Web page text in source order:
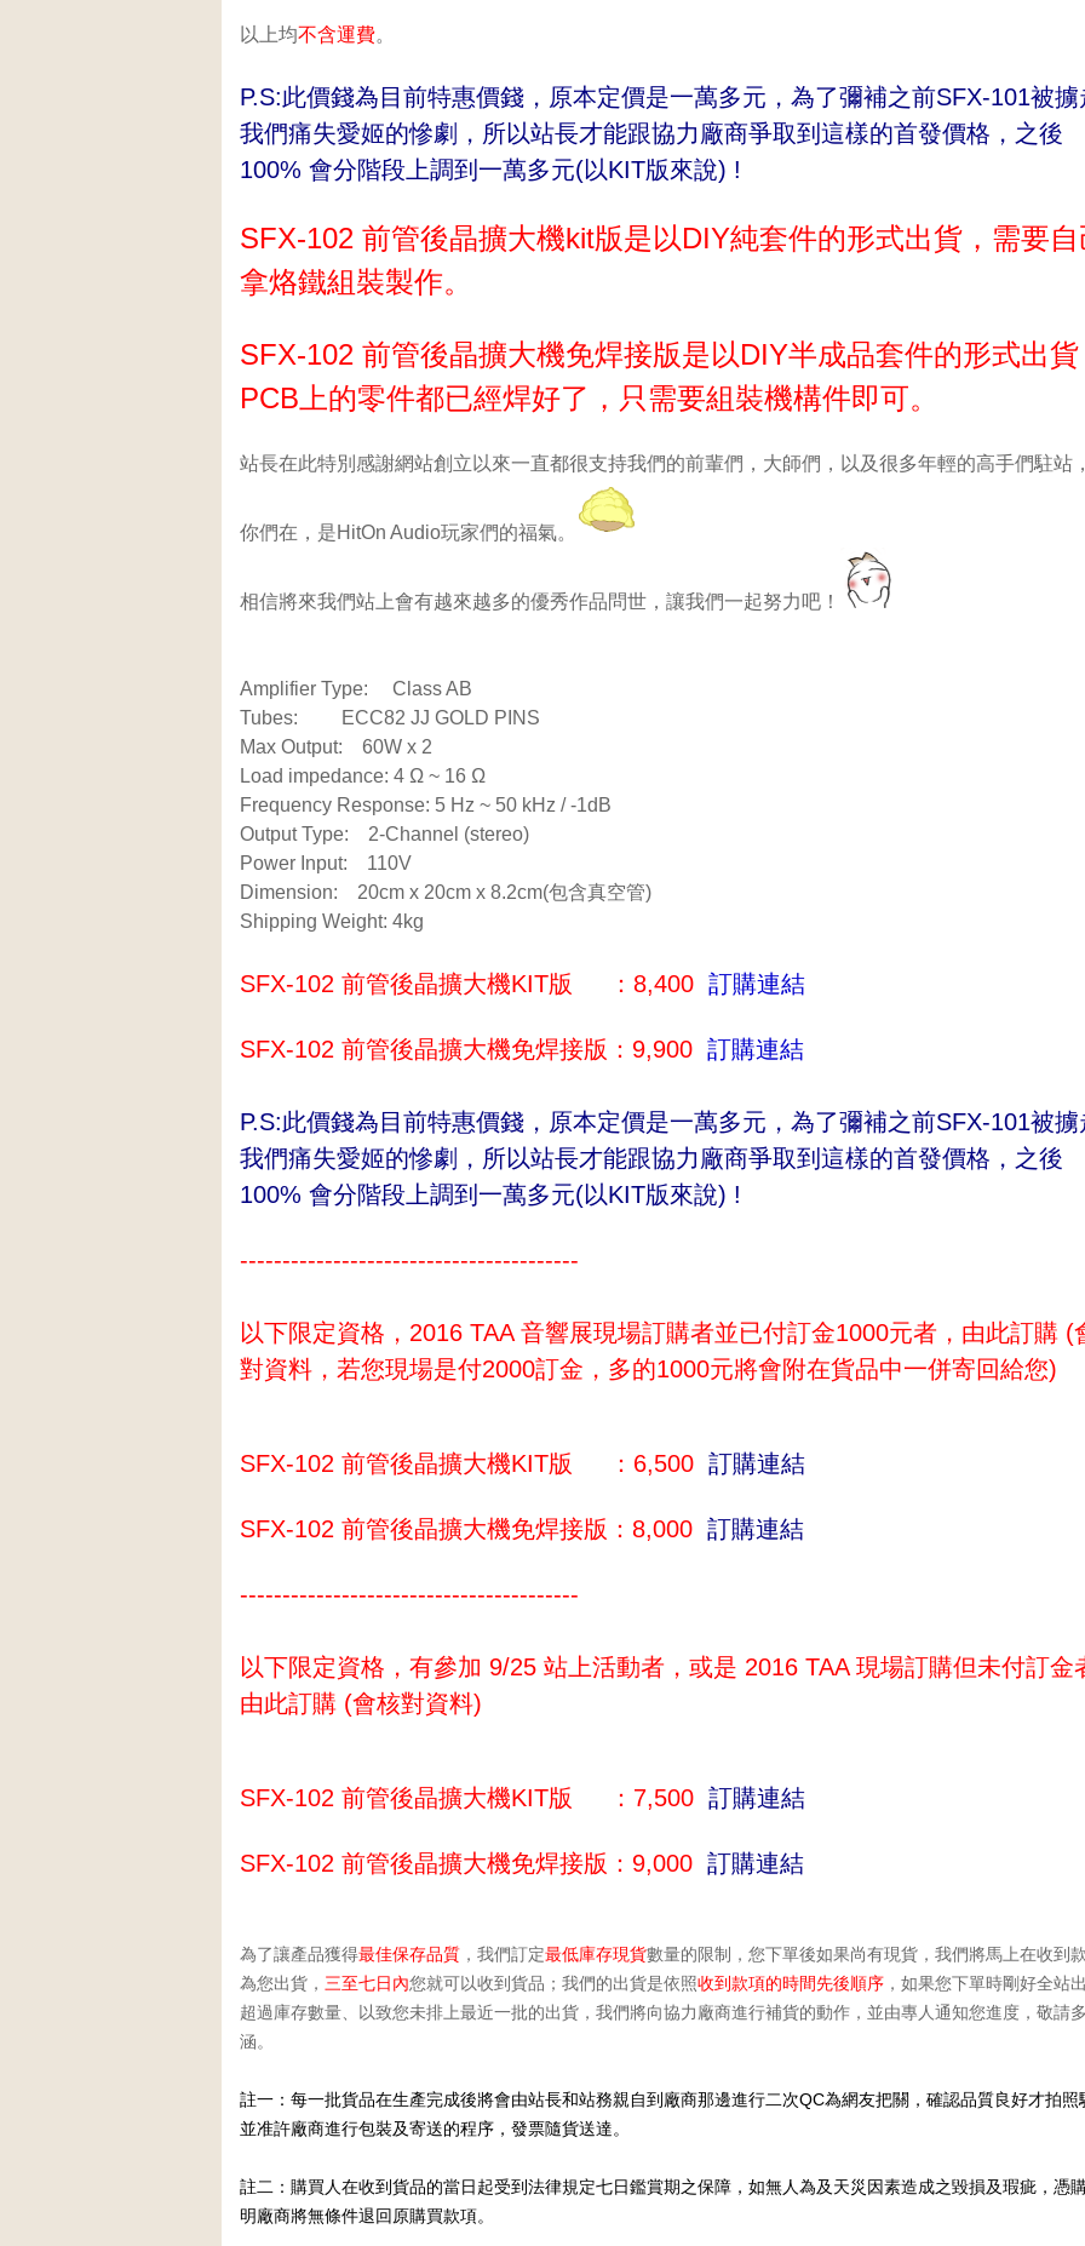
以上均不含運費。
P.S:此價錢為目前特惠價錢，原本定價是一萬多元，為了彌補之前SFX-101被擄
我們痛失愛姬的慘劇，所以站長才能跟協力廠商爭取到這樣的首發價格，之後
100% 會分階段上調到一萬多元(以KIT版來說) !
SFX-102 前管後晶擴大機kit版是以DIY純套件的形式出貨，需要
拿烙鐵組裝製作。
SFX-102 前管後晶擴大機免焊接版是以DIY半成品套件的形式出
PCB上的零件都已經焊好了，只需要組裝機構件即可。
站長在此特別感謝網站創立以來一直都很支持我們的前輩們，大師們，以及很多年輕的高手們駐站
你們在，是HitOn Audio玩家們的福氣。
相信將來我們站上會有越來越多的優秀作品問世，讓我們一起努力吧！
Amplifier Type: Class AB
Tubes: ECC82 JJ GOLD PINS
Max Output: 60W x 2
Load impedance: 4 Ω ~ 16 Ω
Frequency Response: 5 Hz ~ 50 kHz / -1dB
Output Type: 2-Channel (stereo)
Power Input: 110V
Dimension: 20cm x 20cm x 8.2cm(包含真空管)
Shipping Weight: 4kg
SFX-102 前管後晶擴大機KIT版 ：8,400 訂購連結
SFX-102 前管後晶擴大機免焊接版：9,900 訂購連結
P.S:此價錢為目前特惠價錢，原本定價是一萬多元，為了彌補之前SFX-101被擄
我們痛失愛姬的慘劇，所以站長才能跟協力廠商爭取到這樣的首發價格，之後
100% 會分階段上調到一萬多元(以KIT版來說) !
----------------------------------------
以下限定資格，2016 TAA 音響展現場訂購者並已付訂金1000元者，由此訂購 (
對資料，若您現場是付2000訂金，多的1000元將會附在貨品中一併寄回給您)
SFX-102 前管後晶擴大機KIT版 ：6,500 訂購連結
SFX-102 前管後晶擴大機免焊接版：8,000 訂購連結
----------------------------------------
以下限定資格，有參加 9/25 站上活動者，或是 2016 TAA 現場訂購但未付訂金
由此訂購 (會核對資料)
SFX-102 前管後晶擴大機KIT版 ：7,500 訂購連結
SFX-102 前管後晶擴大機免焊接版：9,000 訂購連結
為了讓產品獲得最佳保存品質 ，我們訂定最低庫存現貨數量的限制，您下單後如果尚有現貨，我們將馬上在收到
為您出貨， 三至七日內您就可以收到貨品；我們的出貨是依照收到款項的時間先後順序 ，如果您下單時剛好全站
超過庫存數量、以致您未排上最近一批的出貨，我們將向協力廠商進行補貨的動作，並由專人通知您進度，敬請
涵。
註一：每一批貨品在生產完成後將會由站長和站務親自到廠商那邊進行二次QC為網友把關，確認品質良好才拍照
並准許廠商進行包裝及寄送的程序，發票隨貨送達。
註二：購買人在收到貨品的當日起受到法律規定七日鑑賞期之保障，如無人為及天災因素造成之毀損及瑕疵，憑
明廠商將無條件退回原購買款項。